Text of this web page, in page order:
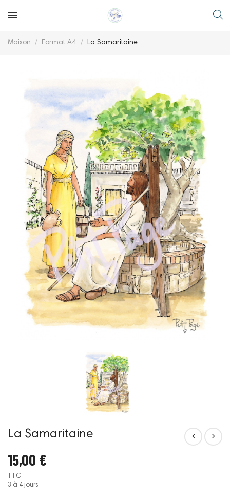
Maison Format A4 La Samaritaine
La Samaritaine
15,00 €
TTC
3 à 4 jours